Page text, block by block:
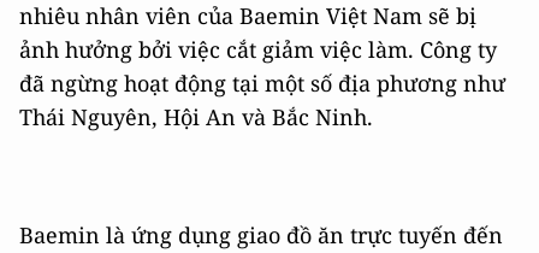
nhiêu nhân viên của Baemin Việt Nam sẽ bị
ảnh hưởng bởi việc cắt giảm việc làm. Công ty
đã ngừng hoạt động tại một số địa phương như
Thái Nguyên, Hội An và Bắc Ninh.
Baemin là ứng dụng giao đồ ăn trực tuyến đến